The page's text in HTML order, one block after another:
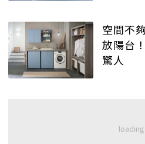
空間不
放陽台
驚人